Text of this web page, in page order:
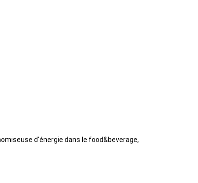
d'énergie dans le food&beverage,